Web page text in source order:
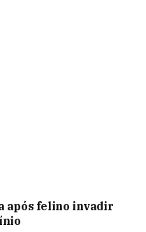
após felino invadir